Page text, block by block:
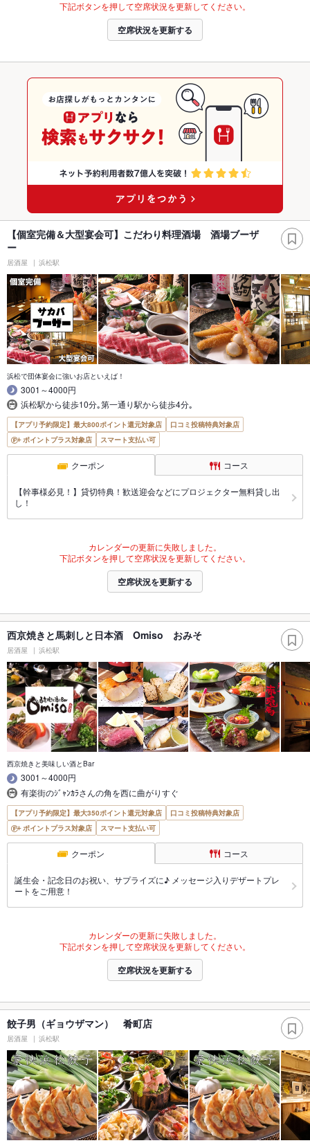
下記ボタンを押して空席状況を更新してください。
空席状況を更新する
【個室完備＆大型宴会可】こだわり料理酒場 酒場ブーザ
ー
居酒屋 浜松駅
浜松で団体宴会に強いお店といえば！
3001～4000円
浜松駅から徒歩10分｡第一通り駅から徒歩4分｡
【アプリ予約限定】最大800ポイント還元対象店
口コミ投稿特典対象店
ポイントプラス対象店
スマート支払い可
クーポン コース
【幹事様必見！】貸切特典！歓送迎会などにプロジェクター無料貸し出
し！
カレンダーの更新に失敗しました。
下記ボタンを押して空席状況を更新してください。
空席状況を更新する
西京焼きと馬刺しと日本酒 Omiso おみそ
居酒屋 浜松駅
西京焼きと美味しい酒とBar
3001～4000円
有楽街のｼﾞｬﾝｶﾗさんの角を西に曲がりすぐ
【アプリ予約限定】最大350ポイント還元対象店
口コミ投稿特典対象店
ポイントプラス対象店
スマート支払い可
クーポン コース
誕生会・記念日のお祝い、サプライズに♪ メッセージ入りデザートプレ
ートをご用意！
カレンダーの更新に失敗しました。
下記ボタンを押して空席状況を更新してください。
空席状況を更新する
餃子男（ギョウザマン） 肴町店
居酒屋 浜松駅